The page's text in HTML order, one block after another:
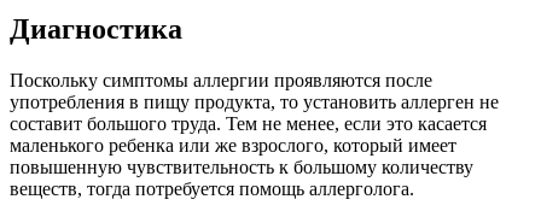
Диагностика
Поскольку симптомы аллергии проявляются после
употребления в пищу продукта, то установить аллерген не
составит большого труда. Тем не менее, если это касается
маленького ребенка или же взрослого, который имеет
повышенную чувствительность к большому количеству
веществ, тогда потребуется помощь аллерголога.